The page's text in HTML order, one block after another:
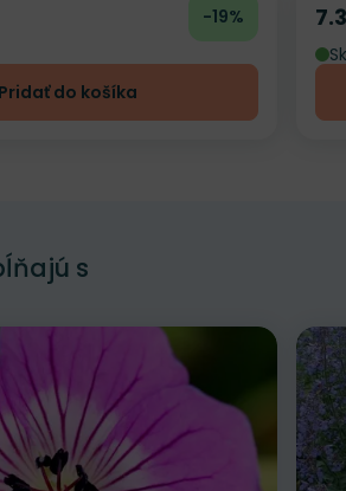
-19%
Pridať do košíka
s